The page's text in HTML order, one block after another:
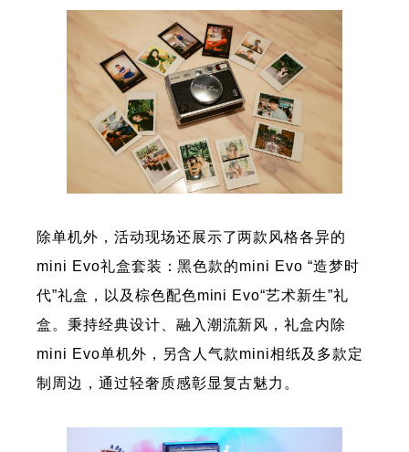
除单机外，活动现场还展示了两款风格各异的
mini Evo礼盒套装：黑色款的mini Evo “造梦时
代”礼盒，以及棕色配色mini Evo“艺术新生”礼
盒。秉持经典设计、融入潮流新风，礼盒内除
mini Evo单机外，另含人气款mini相纸及多款定
制周边，通过轻奢质感彰显复古魅力。